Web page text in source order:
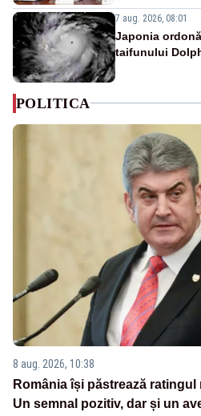
7 aug. 2026, 08:01
Japonia
taifunului
POLITICA
8 aug. 2026, 10:38
România își păstrează
Un semnal pozitiv, dar și un